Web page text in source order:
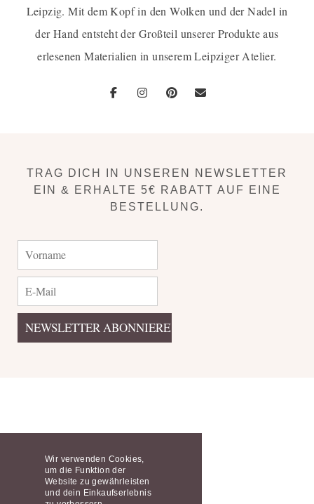
Wir verwenden Cookies,
um die Funktion der
Website zu gewährleisten
und dein Einkaufserlebnis
Leipzig. Mit dem Kopf in den Wolken und der Nadel in
der Hand entsteht der Großteil unserer Produkte aus
erlesenen Materialien in unserem Leipziger Atelier.
TRAG DICH IN UNSEREN NEWSLETTER
EIN & ERHALTE 5€ RABATT AUF EINE
BESTELLUNG.